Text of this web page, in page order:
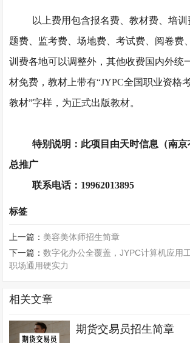
以上费用包含报名费、教材费、培
题费、监考费、场地费、考试费、阅卷费
训费各地可以调整外，其他收费国内外统
材免费，教材上带有“JYPC全国职业资格
教材”字样，为正式出版教材。
特别说明：此项目由天时信息（南
总推广
联系电话： 19962013895
标签
上一篇： 美容美体师招生简章
下一篇：数字化办公全覆盖，JYPC计算机应用
职场通用硬实力
相关文章
期货交易员招生简章